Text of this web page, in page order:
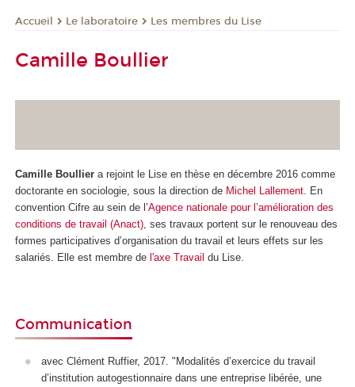
Accueil Le laboratoire Les membres du Lise
Camille Boullier
Camille Boullier a rejoint le Lise en thèse en décembre 2016 comme
doctorante en sociologie, sous la direction de Michel Lallement . En
convention Cifre au sein de l’Agence nationale pour l’amélioration des
conditions de travail (Anact), ses travaux portent sur le renouveau des
formes participatives d’organisation du travail et leurs effets sur les
salariés. Elle est membre de l'axe Travail du Lise.
Communication
avec Clément Ruffier, 2017. "Modalités d’exercice du travail
d’institution autogestionnaire dans une entreprise libérée, une